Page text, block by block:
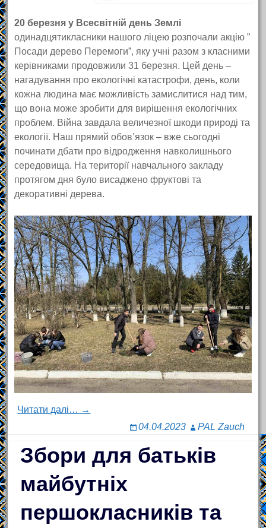
20 березня у Всесвітній день Землі
одинадцятикласники нашого ліцею розпочали акцію ”
Посади дерево Перемоги”, яку учні разом з класними
керівниками продовжили 31 березня. Цей день –
нагадування про екологічні катастрофи, день, коли
кожна людина має можливість замислитися над тим,
що вона може зробити для вирішення екологічних
проблем. Війна завдала величезної шкоди природі та
екології. Наш прямий обов’язок – вже сьогодні
починати дбати про відродження навколишнього
середовища. На території навчального закладу
протягом дня було висаджено фруктові та
декоративні дерева.
Читати далі… →
04.04.2023
PAL Zauch
Збори для батьків
майбутніх
першокласників та